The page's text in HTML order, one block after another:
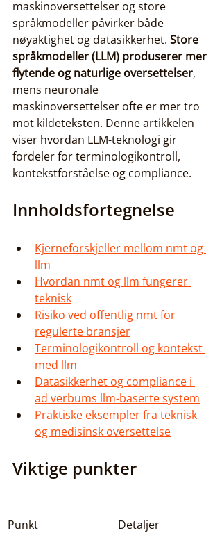
maskinoversettelser og store
språkmodeller påvirker både
nøyaktighet og datasikkerhet. Store
språkmodeller (LLM) produserer mer
flytende og naturlige oversettelser,
mens neuronale
maskinoversettelser ofte er mer tro
mot kildeteksten. Denne artikkelen
viser hvordan LLM-teknologi gir
fordeler for terminologikontroll,
kontekstforståelse og compliance.
Innholdsfortegnelse
Kjerneforskjeller mellom nmt og
llm
Hvordan nmt og llm fungerer
teknisk
Risiko ved offentlig nmt for
regulerte bransjer
Terminologikontroll og kontekst
med llm
Datasikkerhet og compliance i
ad verbums llm-baserte system
Praktiske eksempler fra teknisk
og medisinsk oversettelse
Viktige punkter
Punkt
Detaljer